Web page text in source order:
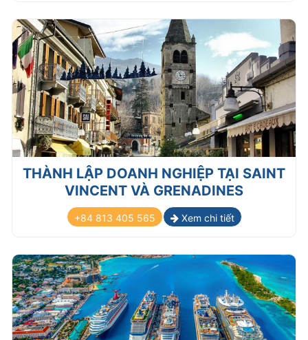
THÀNH LẬP DOANH NGHIỆP TẠI SAINT
VINCENT VÀ GRENADINES
+84 813 405 565 Xem chi tiết